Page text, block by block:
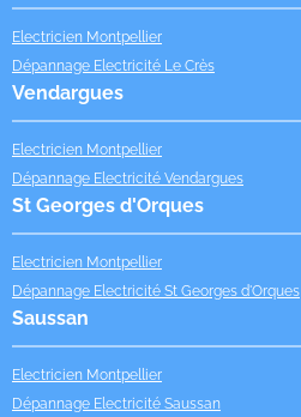
Electricien Montpellier
Dépannage Electricité Le Crès
Vendargues
Electricien Montpellier
Dépannage Electricité Vendargues
St Georges d'Orques
Electricien Montpellier
Dépannage Electricité St Georges d'Orques
Saussan
Electricien Montpellier
Dépannage Electricité Saussan